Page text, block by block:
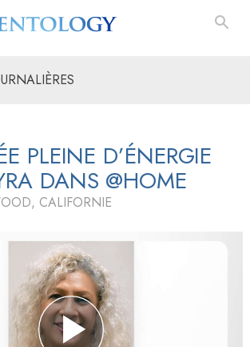
PLEINE D’ÉNERGIE
DANS @HOME
CALIFORNIE